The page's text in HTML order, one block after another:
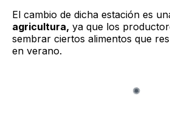
El cambio de dicha estación es
agricultura, ya que los
sembrar ciertos alimentos que
en verano.